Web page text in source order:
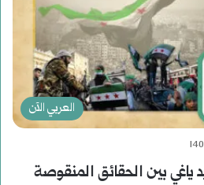
العربي الآن
140
ياغي بين الحقائق المنقوصة